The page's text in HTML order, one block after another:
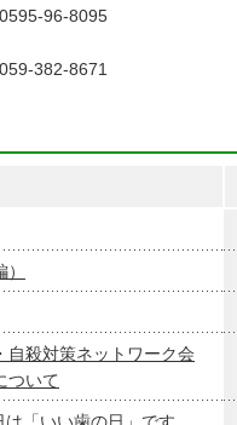
8095
382-8671
自殺対策ネットワーク会
ついて